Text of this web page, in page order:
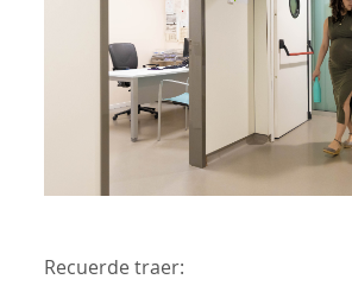
Recuerde traer: